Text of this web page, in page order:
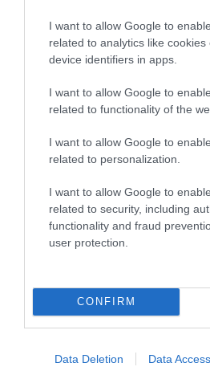
I want to allow Google to
related to analytics like cookies
device identifiers in apps.
I want to allow Google to
related to functionality of the
I want to allow Google to
related to personalization.
I want to allow Google to
related to security, including
functionality and fraud
user protection.
CONFIRM
Data Deletion Data Access
PRODUTOS E MARCAS
Hotel The Reserve abre
1 de Dezembro
3 Nov 13:30